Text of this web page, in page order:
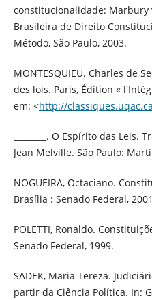
constitucionalidade: Marbury
Brasileira de Direito
Método, São Paulo, 2003.
MONTESQUIEU. Charles de
des lois. Paris, Édition «
em: <http://classiques.uqac.ca
________. O Espírito das
Jean Melville. São Paulo:
NOGUEIRA, Octaciano.
Brasília : Senado Federal,
POLETTI, Ronaldo.
Senado Federal, 1999.
SADEK, Maria Tereza.
partir da Ciência Política. In: